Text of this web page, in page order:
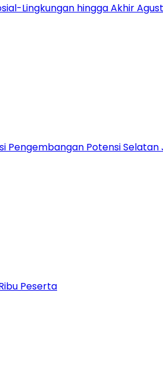
Lingkungan hingga Akhir
Pengembangan Potensi
Peserta